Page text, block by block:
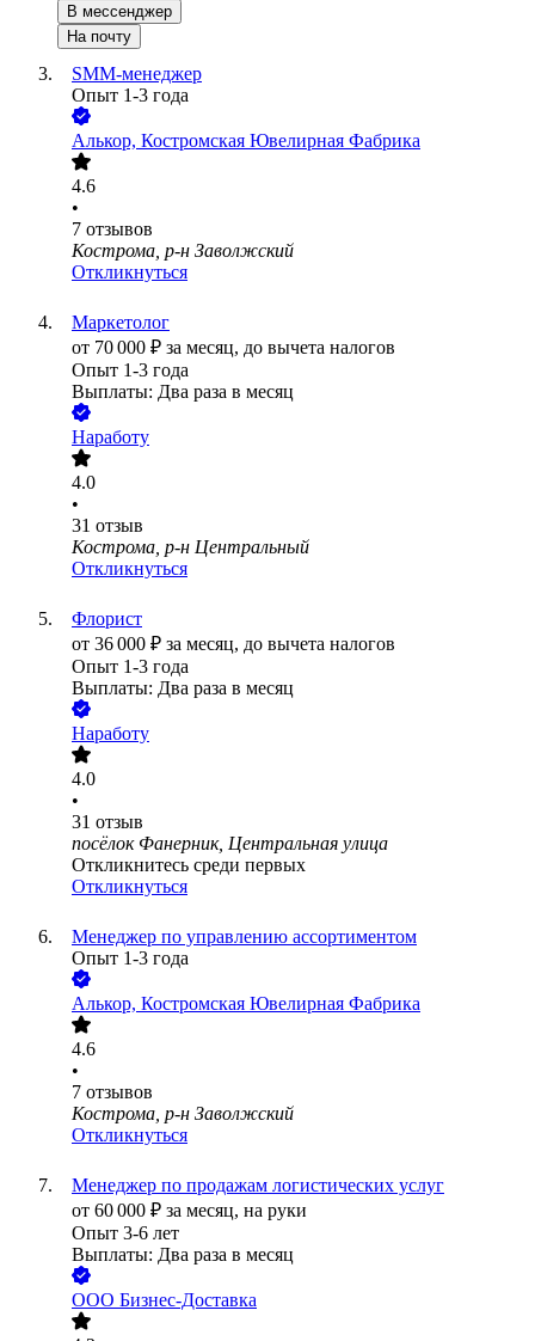
В мессенджер
На почту
SMM-менеджер
Опыт 1-3 года
Алькор, Костромская Ювелирная Фабрика
4.6
•
7 отзывов
Кострома, р-н Заволжский
Откликнуться
Маркетолог
от 70 000 ₽ за месяц, до вычета налогов
Опыт 1-3 года
Выплаты: Два раза в месяц
Наработу
4.0
•
31 отзыв
Кострома, р-н Центральный
Откликнуться
Флорист
от 36 000 ₽ за месяц, до вычета налогов
Опыт 1-3 года
Выплаты: Два раза в месяц
Наработу
4.0
•
31 отзыв
посёлок Фанерник, Центральная улица
Откликнитесь среди первых
Откликнуться
Менеджер по управлению ассортиментом
Опыт 1-3 года
Алькор, Костромская Ювелирная Фабрика
4.6
•
7 отзывов
Кострома, р-н Заволжский
Откликнуться
Менеджер по продажам логистических услуг
от 60 000 ₽ за месяц, на руки
Опыт 3-6 лет
Выплаты: Два раза в месяц
ООО Бизнес-Доставка